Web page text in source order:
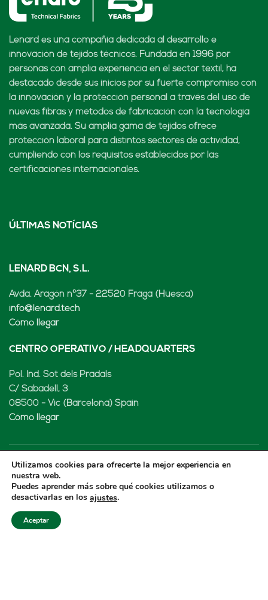
Lenard es una compañía dedicada al desarrollo e
innovación de tejidos técnicos. Fundada en 1996 por
personas con amplia experiencia en el sector textil, ha
destacado desde sus inicios por su fuerte compromiso con
la innovación y la protección personal a través del uso de
nuevas fibras y métodos de fabricación con la tecnología
más avanzada. Su amplia gama de tejidos ofrece
protección laboral para distintos sectores de actividad,
cumpliendo con los requisitos establecidos por las
certificaciones internacionales.
ÚLTIMAS NOTÍCIAS
LENARD BCN, S.L.
Avda. Aragón nº37 - 22520 Fraga (Huesca)
info@lenard.tech
Cómo llegar
CENTRO OPERATIVO / HEADQUARTERS
Pol. Ind. Sot dels Pradals
C/ Sabadell, 3
08500 - Vic (Barcelona) Spain
Cómo llegar
LENARD MX, S de RL de CV
Rio Atoyac 30. Parque Industrial Empresarial
Cuautlancingo
Cuautlancingo, 72730 Puebla (México)
Utilizamos cookies para ofrecerte la mejor experiencia en
nuestra web.
Puedes aprender más sobre qué cookies utilizamos o
desactivarlas en los ajustes.
Aceptar